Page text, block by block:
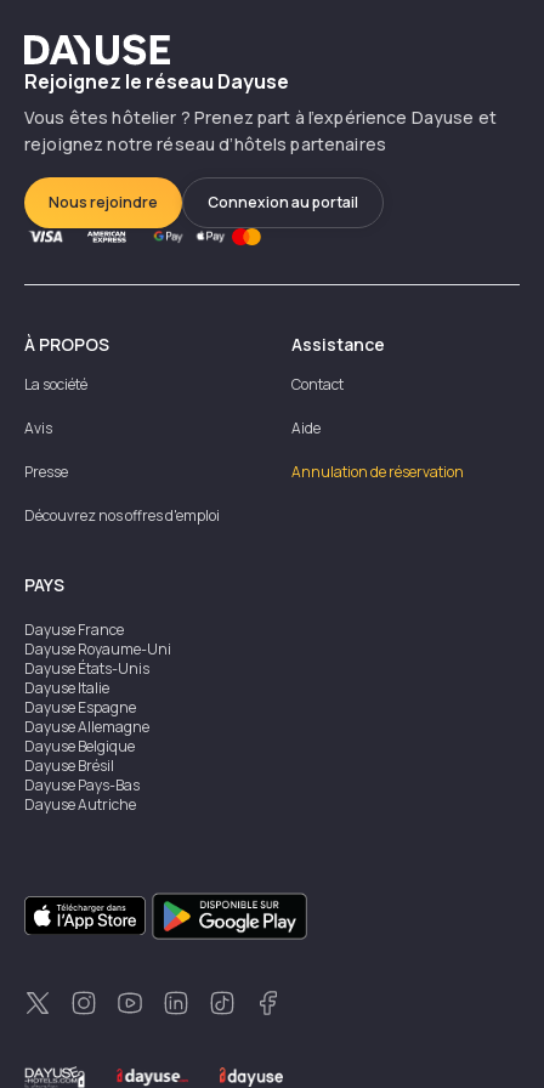
Dayuse
Rejoignez le réseau Dayuse
Vous êtes hôtelier ? Prenez part à l’expérience Dayuse et
rejoignez notre réseau d’hôtels partenaires
Nous rejoindre Connexion au portail
À PROPOS
La société
Avis
Presse
Découvrez nos offres d'emploi
Assistance
Contact
Aide
Annulation de réservation
PAYS
DayuseFrance
DayuseRoyaume-Uni
DayuseÉtats-Unis
DayuseItalie
DayuseEspagne
DayuseAllemagne
DayuseBelgique
DayuseBrésil
DayusePays-Bas
DayuseAutriche
DayuseSingapour
DayuseSuède
DayuseThaïlande
DayuseNouvelle-Zélande
DayuseTurquie